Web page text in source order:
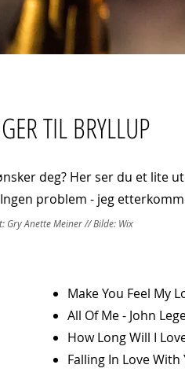
TIL BRYLLUP
deg? Her ser du et lite
problem - jeg
Gry Anette Meiner // Bilde: Wix
Make You Feel My
All Of Me - John
How Long Will I
​Falling In Love With